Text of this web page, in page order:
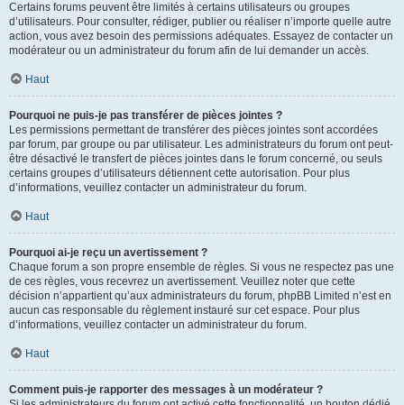
Certains forums peuvent être limités à certains utilisateurs ou groupes
d’utilisateurs. Pour consulter, rédiger, publier ou réaliser n’importe quelle autre
action, vous avez besoin des permissions adéquates. Essayez de contacter un
modérateur ou un administrateur du forum afin de lui demander un accès.
Haut
Pourquoi ne puis-je pas transférer de pièces jointes ?
Les permissions permettant de transférer des pièces jointes sont accordées
par forum, par groupe ou par utilisateur. Les administrateurs du forum ont peut-
être désactivé le transfert de pièces jointes dans le forum concerné, ou seuls
certains groupes d’utilisateurs détiennent cette autorisation. Pour plus
d’informations, veuillez contacter un administrateur du forum.
Haut
Pourquoi ai-je reçu un avertissement ?
Chaque forum a son propre ensemble de règles. Si vous ne respectez pas une
de ces règles, vous recevrez un avertissement. Veuillez noter que cette
décision n’appartient qu’aux administrateurs du forum, phpBB Limited n’est en
aucun cas responsable du règlement instauré sur cet espace. Pour plus
d’informations, veuillez contacter un administrateur du forum.
Haut
Comment puis-je rapporter des messages à un modérateur ?